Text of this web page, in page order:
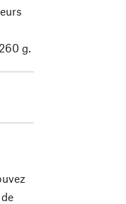
g.